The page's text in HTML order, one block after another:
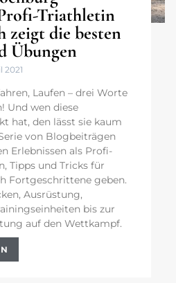
Triathletin
zeigt die besten
Übungen
2021
Laufen – drei Worte
Und wen diese
hat, den lässt sie kaum
von Blogbeiträgen
Erlebnissen als Profi-
Tipps und Tricks für
Fortgeschrittene geben.
Ausrüstung,
bis zur
auf den Wettkampf.